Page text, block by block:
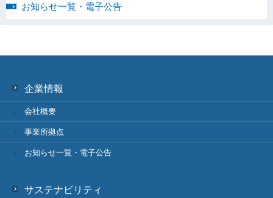
お知らせ一覧・電子公告
企業情報
会社概要
事業所拠点
お知らせ一覧・電子公告
サステナビリティ